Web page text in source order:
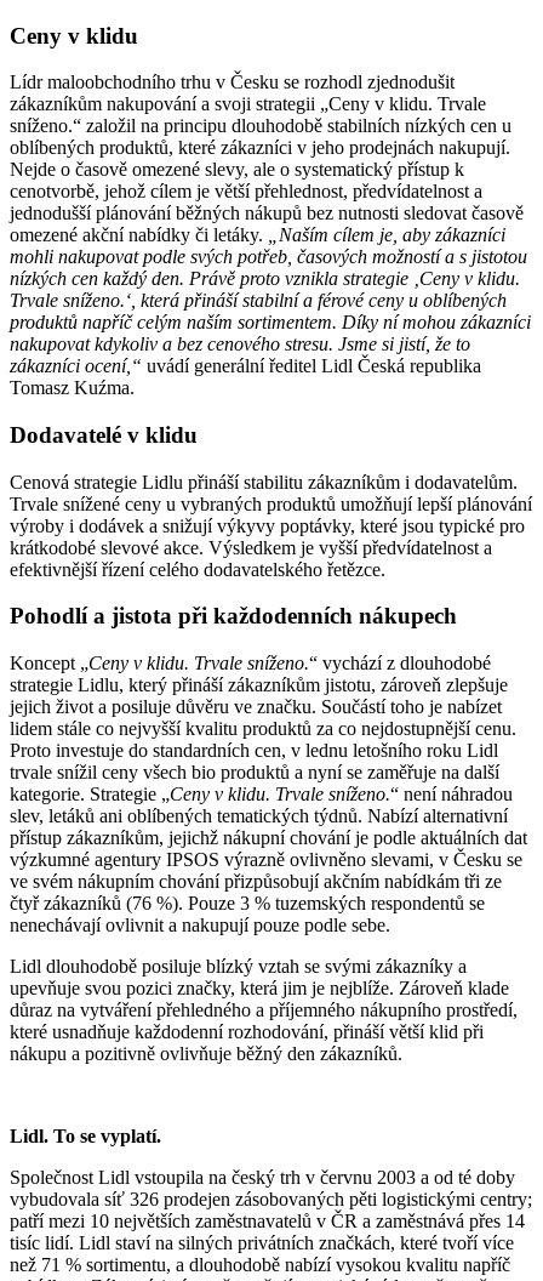
Ceny v klidu
Lídr maloobchodního trhu v Česku se rozhodl zjednodušit
zákazníkům nakupování a svoji strategii „Ceny v klidu. Trvale
sníženo.“ založil na principu dlouhodobě stabilních nízkých cen u
oblíbených produktů, které zákazníci v jeho prodejnách nakupují.
Nejde o časově omezené slevy, ale o systematický přístup k
cenotvorbě, jehož cílem je větší přehlednost, předvídatelnost a
jednodušší plánování běžných nákupů bez nutnosti sledovat časově
omezené akční nabídky či letáky.
„Naším cílem je, aby zákazníci
mohli nakupovat podle svých potřeb, časových možností a s jistotou
nízkých cen každý den. Právě proto vznikla strategie ‚Ceny v klidu.
Trvale sníženo.‘, která přináší stabilní a férové ceny u oblíbených
produktů napříč celým naším sortimentem. Díky ní mohou zákazníci
nakupovat kdykoliv a bez cenového stresu. Jsme si jistí, že to
zákazníci ocení,“ uvádí generální ředitel Lidl Česká republika
Tomasz Kuźma.
Dodavatelé v klidu
Cenová strategie Lidlu přináší stabilitu zákazníkům i dodavatelům.
Trvale snížené ceny u vybraných produktů umožňují lepší plánování
výroby i dodávek a snižují výkyvy poptávky, které jsou typické pro
krátkodobé slevové akce. Výsledkem je vyšší předvídatelnost a
efektivnější řízení celého dodavatelského řetězce.
Pohodlí a jistota při každodenních nákupech
Koncept „Ceny v klidu. Trvale sníženo.“ vychází z dlouhodobé
strategie Lidlu, který přináší zákazníkům jistotu, zároveň zlepšuje
jejich život a posiluje důvěru ve značku. Součástí toho je nabízet
lidem stále co nejvyšší kvalitu produktů za co nejdostupnější cenu.
Proto investuje do standardních cen, v lednu letošního roku Lidl
trvale snížil ceny všech bio produktů a nyní se zaměřuje na další
kategorie. Strategie „Ceny v klidu. Trvale sníženo.“ není náhradou
slev, letáků ani oblíbených tematických týdnů. Nabízí alternativní
přístup zákazníkům, jejichž nákupní chování je podle aktuálních dat
výzkumné agentury IPSOS výrazně ovlivněno slevami, v Česku se
ve svém nákupním chování přizpůsobují akčním nabídkám tři ze
čtyř zákazníků (76 %). Pouze 3 % tuzemských respondentů se
nenechávají ovlivnit a nakupují pouze podle sebe.
Lidl dlouhodobě posiluje blízký vztah se svými zákazníky a
upevňuje svou pozici značky, která jim je nejblíže. Zároveň klade
důraz na vytváření přehledného a příjemného nákupního prostředí,
které usnadňuje každodenní rozhodování, přináší větší klid při
nákupu a pozitivně ovlivňuje běžný den zákazníků.
Lidl. To se vyplatí.
Společnost Lidl vstoupila na český trh v červnu 2003 a od té doby
vybudovala síť 326 prodejen zásobovaných pěti logistickými centry;
patří mezi 10 největších zaměstnavatelů v ČR a zaměstnává přes 14
tisíc lidí. Lidl staví na silných privátních značkách, které tvoří více
než 71 % sortimentu, a dlouhodobě nabízí vysokou kvalitu napříč